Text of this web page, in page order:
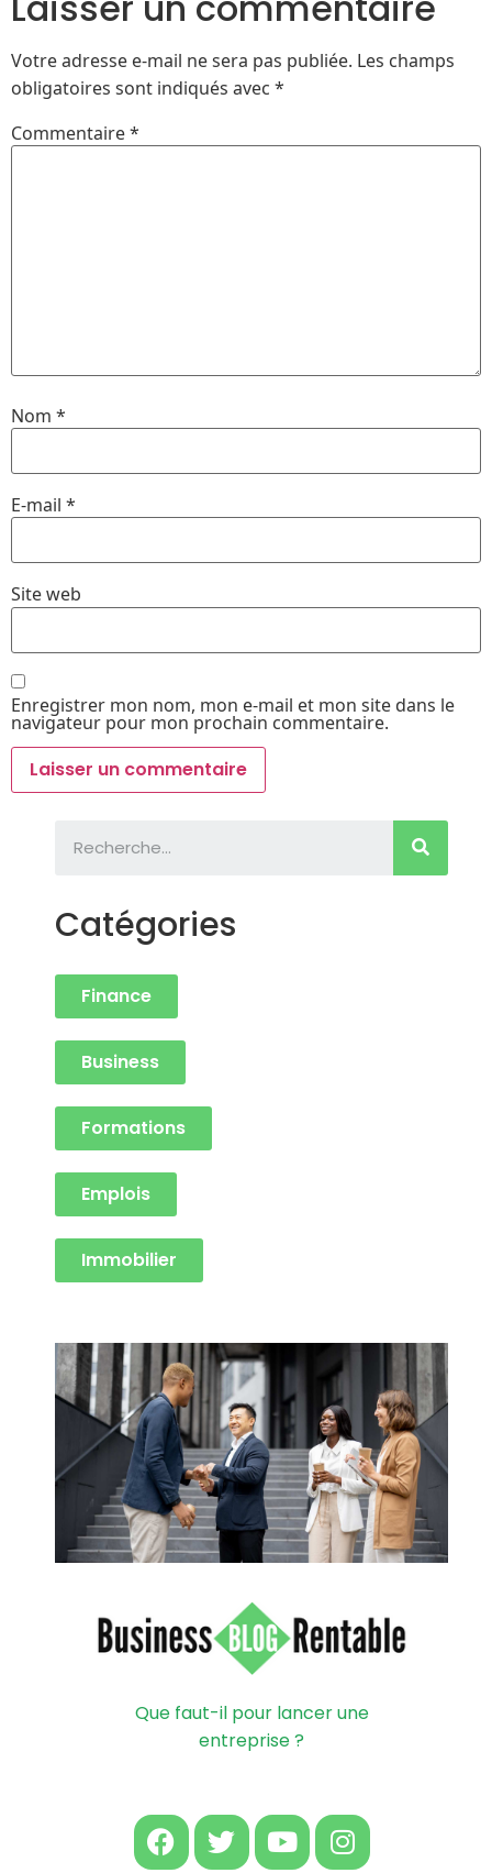
Votre adresse e-mail ne sera pas publiée. Les champs
obligatoires sont indiqués avec *
Commentaire*
Nom *
E-mail *
Site web
Enregistrer mon nom, mon e-mail et mon site dans le
navigateur pour mon prochain commentaire.
Catégories
Finance
Business
Formations
Emplois
Immobilier
Que faut-il pour lancer une
entreprise ?